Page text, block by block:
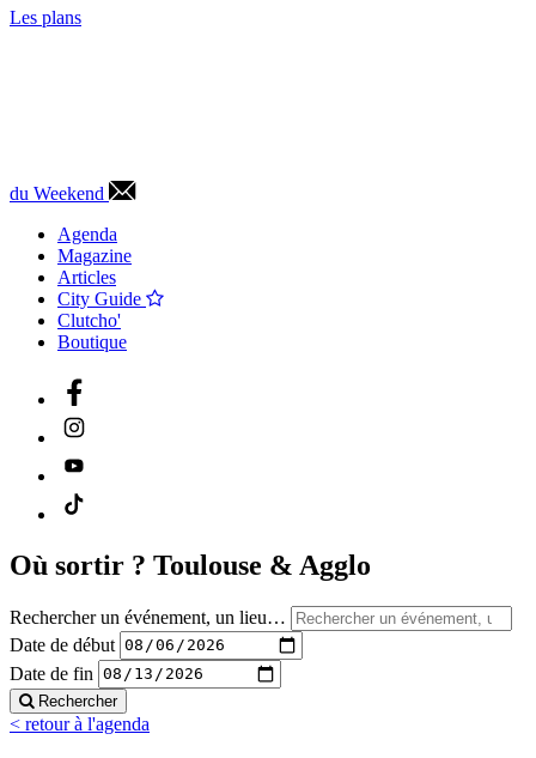
Les plans
du Weekend
Agenda
Magazine
Articles
City Guide
Clutcho'
Boutique
Où sortir ? Toulouse & Agglo
Rechercher un événement, un lieu…
Date de début
Date de fin
Rechercher
< retour à l'agenda